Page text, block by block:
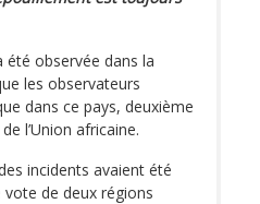
observée dans la
les observateurs
dans ce pays, deuxième
l’Union africaine.
incidents avaient été
vote de deux régions